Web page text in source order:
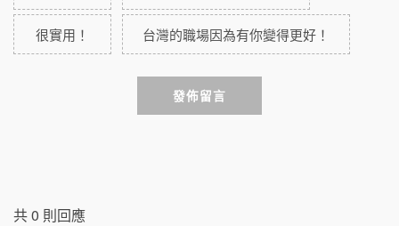
很實用！ 台灣的職場因為有你變得更好！
發佈留言
共0 則回應